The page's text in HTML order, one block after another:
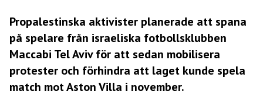
Propalestinska aktivister planerade att spana
på spelare från israeliska fotbollsklubben
Maccabi Tel Aviv för att sedan mobilisera
protester och förhindra att laget kunde spela
match mot Aston Villa i november.